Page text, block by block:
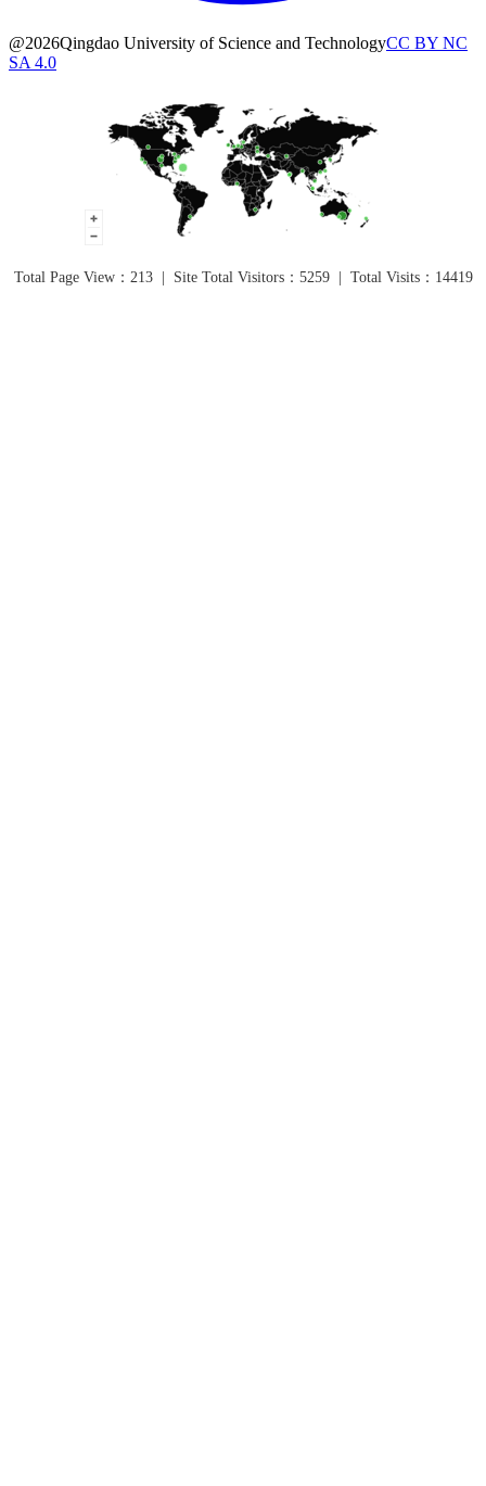
@2026Qingdao University of Science and TechnologyCC BY NC
SA 4.0
Total Page View： 213 | Site Total Visitors： 5259 | Total Visits： 14419